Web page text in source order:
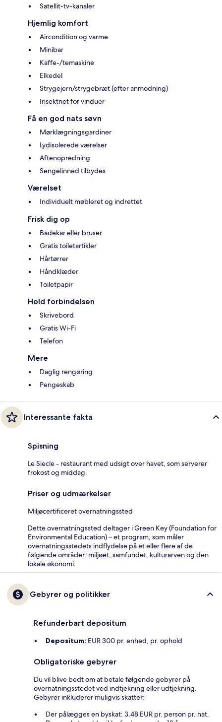
Satellit-tv-kanaler
Hjemlig komfort
Aircondition og varme
Minibar
Kaffe-/temaskine
Elkedel
Strygejern/strygebræt (efter anmodning)
Insektnet for vinduer
Få en god nats søvn
Mørklægningsgardiner
Lydisolerede værelser
Aftenopredning
Sengelinned tilbydes
Værelset
Individuelt møbleret og indrettet
Frisk dig op
Badekar eller bruser
Gratis toiletartikler
Hårtørrer
Håndklæder
Toiletpapir
Hold forbindelsen
Skrivebord
Gratis Wi-Fi
Telefon
Mere
Daglig rengøring
Pengeskab
Interessante fakta
Spisning
Le Siecle - restaurant med udsigt over havet, som serverer
frokost og middag.
Priser og udmærkelser
Miljøcertificeret overnatningssted
Dette overnatningssted deltager i Green Key (Foundation for
Environmental Education) – et program, som måler
overnatningsstedets indflydelse på et eller flere af de
følgende områder: miljøet, samfundet, kulturarven og den
lokale økonomi.
Gebyrer og politikker
Refunderbart depositum
Depositum: EUR 300 pr. enhed, pr. ophold
Obligatoriske gebyrer
Du vil blive bedt om at betale følgende gebyrer på
overnatningsstedet ved indtjekning eller udtjekning.
Gebyrer inkluderer muligvis skatter:
Der pålægges en byskat: 3.48 EUR pr. person pr. nat.